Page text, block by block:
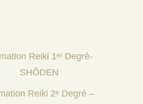
Reiki 1ᵉʳ Degré-
SHÔDEN
Reiki 2ᵉ Degré –